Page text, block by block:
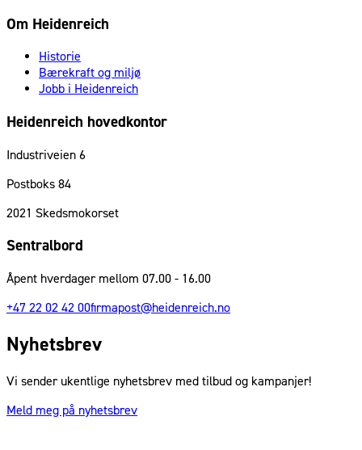
Om Heidenreich
Historie
Bærekraft og miljø
Jobb i Heidenreich
Heidenreich hovedkontor
Industriveien 6
Postboks 84
2021 Skedsmokorset
Sentralbord
Åpent hverdager mellom 07.00 - 16.00
+47 22 02 42 00firmapost@heidenreich.no
Nyhetsbrev
Vi sender ukentlige nyhetsbrev med tilbud og kampanjer!
Meld meg på nyhetsbrev